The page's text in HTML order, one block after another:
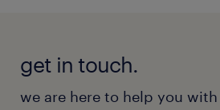
get in touch.
we are here to help you